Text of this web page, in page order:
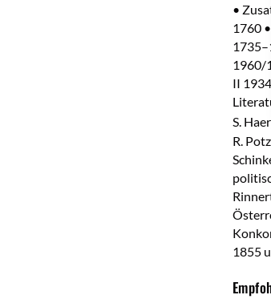
•
1760
1960/
II
S.
R.
1855